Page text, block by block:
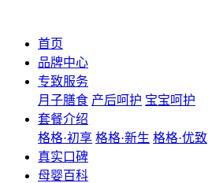
首页
品牌中心
专致服务
月子膳食 产后呵护 宝宝呵护
套餐介绍
格格·初享 格格·新生 格格·优致
真实口碑
母婴百科